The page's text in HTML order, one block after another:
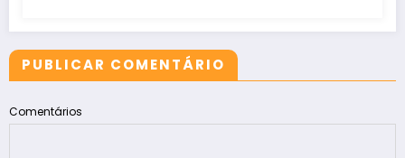
PUBLICAR COMENTÁRIO
Comentários